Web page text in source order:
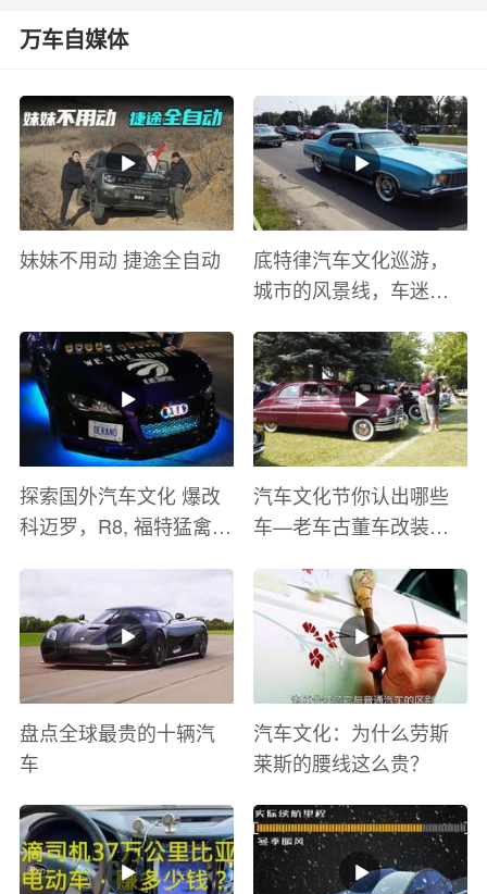
万车自媒体
妹妹不用动 捷途全自动
底特律汽车文化巡游，
城市的风景线，车迷的
探索国外汽车文化 爆改
科迈罗，R8, 福特猛禽
汽车文化节你认出哪些
车—老车古董车改装车
盘点全球最贵的十辆汽
车
汽车文化：为什么劳斯
莱斯的腰线这么贵？